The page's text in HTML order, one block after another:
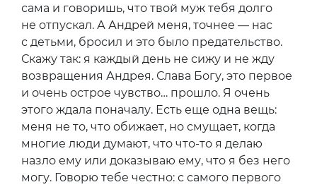
сама и говоришь, что твой муж тебя долго
не отпускал. А Андрей меня, точнее — нас
с детьми, бросил и это было предательство.
Скажу так: я каждый день не сижу и не жду
возвращения Андрея. Слава Богу, это первое
и очень острое чувство… прошло. Я очень
этого ждала поначалу. Есть еще одна вещь:
меня не то, что обижает, но смущает, когда
многие люди думают, что что-то я делаю
назло ему или доказываю ему, что я без него
могу. Говорю тебе честно: с самого первого